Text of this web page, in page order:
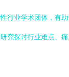
行业学术团体，有
究探讨行业难点、